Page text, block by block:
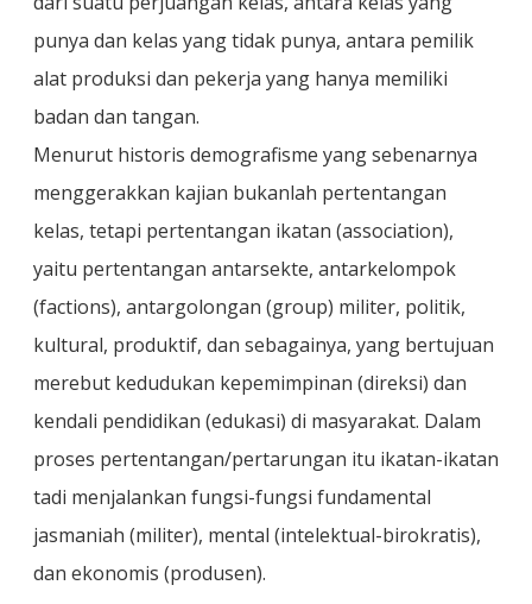
punya dan kelas yang tidak punya, antara pemilik
alat produksi dan pekerja yang hanya memiliki
badan dan tangan.
Menurut historis demografisme yang sebenarnya
menggerakkan kajian bukanlah pertentangan
kelas, tetapi pertentangan ikatan (association),
yaitu pertentangan antarsekte, antarkelompok
(factions), antargolongan (group) militer, politik,
kultural, produktif, dan sebagainya, yang bertujuan
merebut kedudukan kepemimpinan (direksi) dan
kendali pendidikan (edukasi) di masyarakat. Dalam
proses pertentangan/pertarungan itu ikatan-ikatan
tadi menjalankan fungsi-fungsi fundamental
jasmaniah (militer), mental (intelektual-birokratis),
dan ekonomis (produsen).